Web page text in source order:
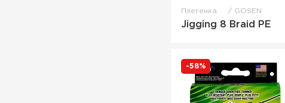
Плетенка GOSEN
Jigging 8 Braid PE
-58%